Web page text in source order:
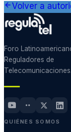
Volver a
Foro
Reguladores de
Telecomunicaciones.
QUIÉNES SOMOS